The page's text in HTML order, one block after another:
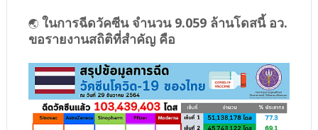
🌏 ในการฉีดวัคซีน จำนวน 9.059 ล้านโดสนี้ อว.
ขอรายงานสถิติที่สำคัญ คือ